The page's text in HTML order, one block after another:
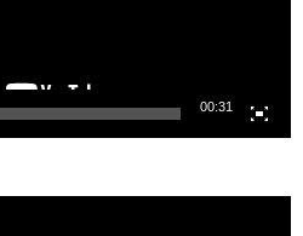
00:31